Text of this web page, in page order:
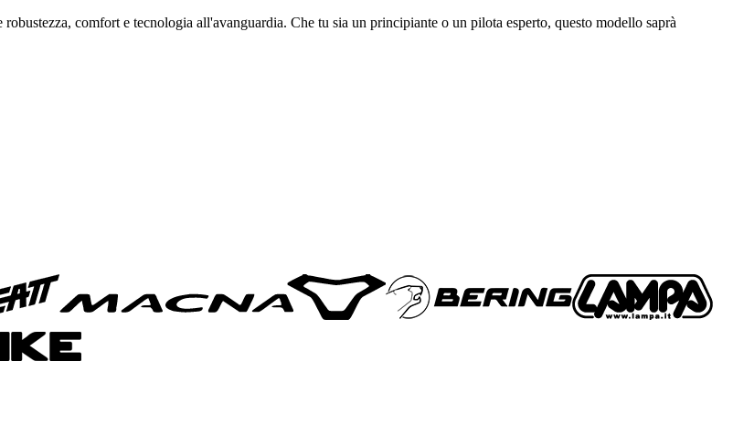
comfort e tecnologia all'avanguardia. Che tu sia un principiante o un pilota esperto, questo modello saprà